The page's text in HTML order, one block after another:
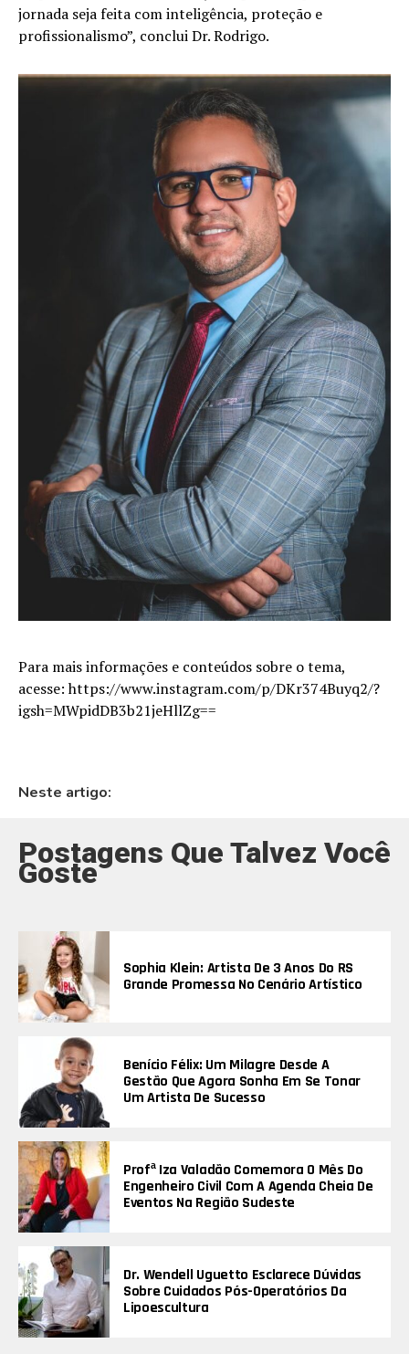
jornada seja feita com inteligência, proteção e
profissionalismo”, conclui Dr. Rodrigo.
Para mais informações e conteúdos sobre o tema,
acesse: https://www.instagram.com/p/DKr374Buyq2/?
igsh=MWpidDB3b21jeHllZg==
Neste artigo:
Postagens Que Talvez Você
Goste
Sophia Klein: Artista De 3 Anos Do RS
Grande Promessa No Cenário Artístico
Benício Félix: Um Milagre Desde A
Gestão Que Agora Sonha Em Se Tonar
Um Artista De Sucesso
Profª Iza Valadão Comemora O Mês Do
Engenheiro Civil Com A Agenda Cheia De
Eventos Na Região Sudeste
Dr. Wendell Uguetto Esclarece Dúvidas
Sobre Cuidados Pós-Operatórios Da
Lipoescultura